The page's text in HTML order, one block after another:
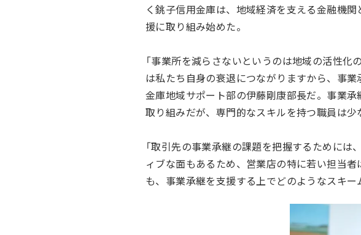
く銚子信用金庫は、地域経済を支える金融機
援に取り組み始めた。
「事業所を減らさないというのは地域の活性
は私たち自身の衰退につながりますから、事
金庫地域サポート部の伊藤剛康部長だ。事業
取り組みだが、専門的なスキルを持つ職員は
「取引先の事業承継の課題を把握するために
ィブな面もあるため、営業店の特に若い担当
も、事業承継を支援する上でどのようなスキー